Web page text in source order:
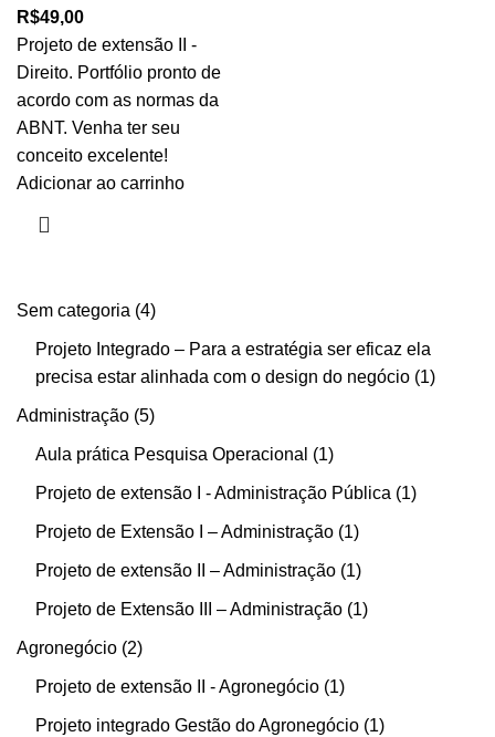
Sem categoria 4
Projeto Integrado – Para a estratégia ser eficaz ela
precisa estar alinhada com o design do negócio 1
Administração 5
Aula prática Pesquisa Operacional 1
Projeto de extensão I - Administração Pública 1
Projeto de Extensão I – Administração 1
Projeto de extensão II – Administração 1
Projeto de Extensão III – Administração 1
Agronegócio 2
Projeto de extensão II - Agronegócio 1
Projeto integrado Gestão do Agronegócio 1
R$49,00
Projeto de extensão II -
Direito. Portfólio pronto de
acordo com as normas da
ABNT. Venha ter seu
conceito excelente!
Adicionar ao carrinho